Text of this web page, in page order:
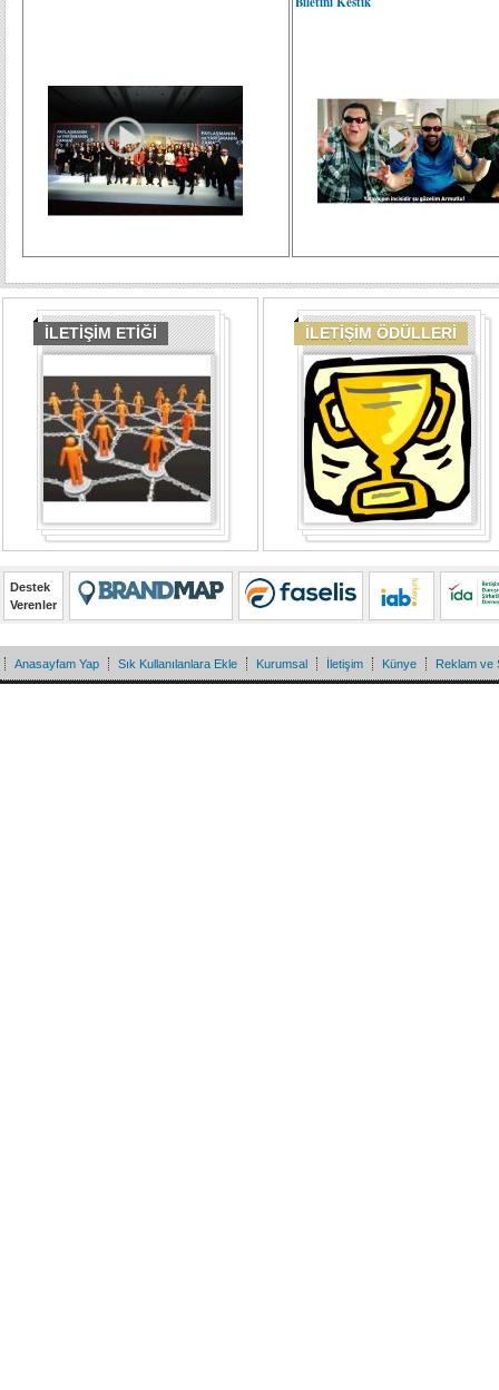
İLETİŞİM ETİĞİ İLETİŞİM ÖDÜLLERİ
Destek
Verenler
Anasayfam Yap Sık Kullanılanlara Ekle Kurumsal İletişim Künye Reklam ve